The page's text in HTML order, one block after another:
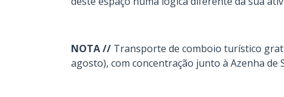
NOTA // Transporte de comboio turístico
agosto), com concentração junto à Azenha de